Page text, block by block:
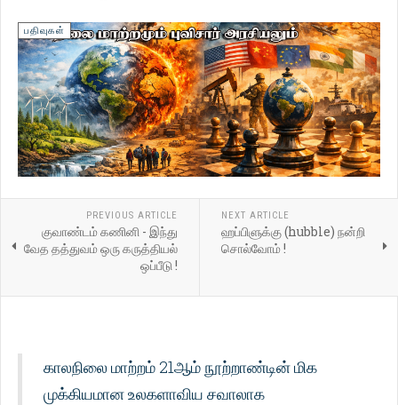
பதிவுகள்
PREVIOUS ARTICLE
குவாண்டம் கணினி - இந்து
வேத தத்துவம் ஒரு கருத்தியல்
ஒப்பீடு !
NEXT ARTICLE
ஹப்பிளுக்கு (hubble) நன்றி
சொல்வோம் !
காலநிலை மாற்றம் 21ஆம் நூற்றாண்டின் மிக
முக்கியமான உலகளாவிய சவாலாக